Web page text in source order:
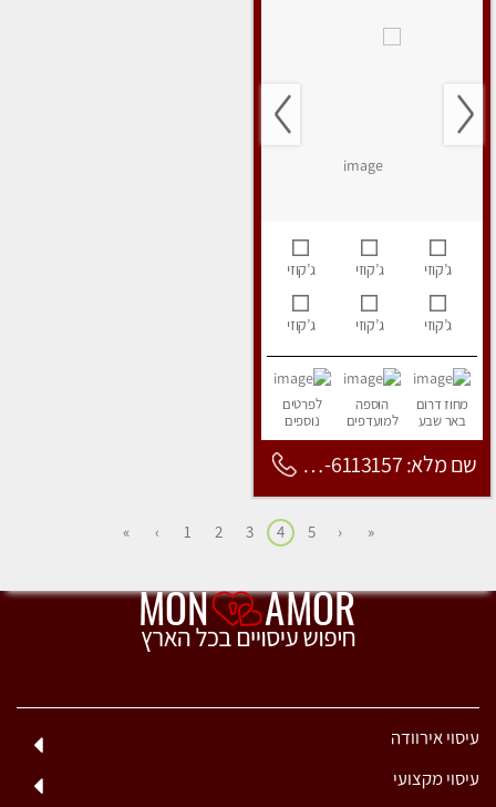
ג’קוזי ג’קוזי ג’קוזי
ג’קוזי ג’קוזי ג’קוזי
מחוז דרום
באר שבע
הוספה
למועדפים
לפרטים
נוספים
שם מלא: 053-6113157
«
‹
5
4
3
2
1
›
»
עיסוי אירוודה
עיסוי מקצועי